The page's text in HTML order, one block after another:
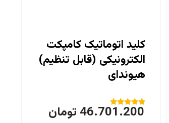
کلید اتوماتیک کامپکت
الکترونیکی (قابل تنظیم)
هیوندای
Rated
46.701.200 تومان